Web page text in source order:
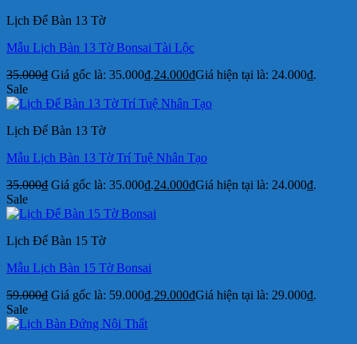
Lịch Để Bàn 13 Tờ
Mẫu Lịch Bàn 13 Tờ Bonsai Tài Lộc
35.000₫ Giá gốc là: 35.000₫.24.000₫Giá hiện tại là: 24.000₫.
Sale
Lịch Để Bàn 13 Tờ
Mẫu Lịch Bàn 13 Tờ Trí Tuệ Nhân Tạo
35.000₫ Giá gốc là: 35.000₫.24.000₫Giá hiện tại là: 24.000₫.
Sale
Lịch Để Bàn 15 Tờ
Mẫu Lịch Bàn 15 Tờ Bonsai
59.000₫ Giá gốc là: 59.000₫.29.000₫Giá hiện tại là: 29.000₫.
Sale